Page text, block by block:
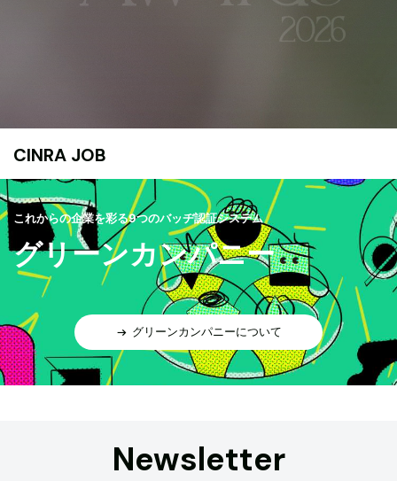
CINRA JOB
これからの企業を彩る9つのバッヂ認証システム
グリーンカンパニー
グリーンカンパニーについて
Newsletter